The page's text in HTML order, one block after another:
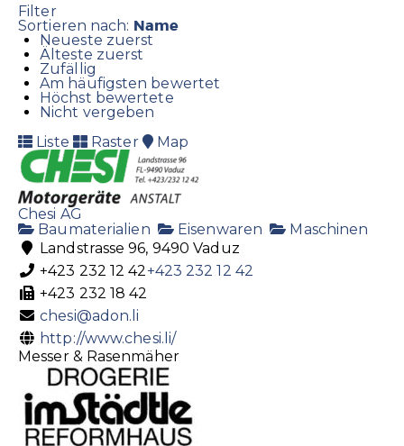
Filter
Sortieren nach: Name
Neueste zuerst
Älteste zuerst
Zufällig
Am häufigsten bewertet
Höchst bewertete
Nicht vergeben
Liste
Raster Map
Chesi AG
Baumaterialien
Eisenwaren
Maschinen
Landstrasse 96, 9490 Vaduz
+423 232 12 42+423 232 12 42
+423 232 18 42
chesi@adon.li
http://www.chesi.li/
Messer & Rasenmäher